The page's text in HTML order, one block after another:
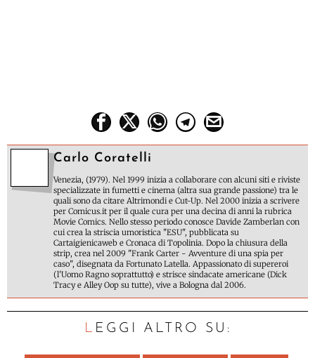
Carlo Coratelli
Venezia, (1979). Nel 1999 inizia a collaborare con alcuni siti e riviste
specializzate in fumetti e cinema (altra sua grande passione) tra le
quali sono da citare Altrimondi e Cut-Up. Nel 2000 inizia a scrivere
per Comicus.it per il quale cura per una decina di anni la rubrica
Movie Comics. Nello stesso periodo conosce Davide Zamberlan con
cui crea la striscia umoristica "ESU", pubblicata su
Cartaigienicaweb e Cronaca di Topolinia. Dopo la chiusura della
strip, crea nel 2009 "Frank Carter - Avventure di una spia per
caso", disegnata da Fortunato Latella. Appassionato di supereroi
(l'Uomo Ragno soprattutto) e strisce sindacate americane (Dick
Tracy e Alley Oop su tutte), vive a Bologna dal 2006.
LEGGI ALTRO SU: